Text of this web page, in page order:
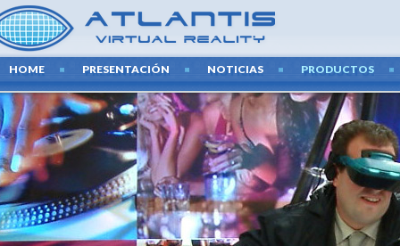
HOME PRESENTACIÓN NOTICIAS PRODUCTOS